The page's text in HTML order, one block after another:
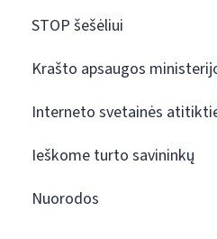
STOP šešėliui
Krašto apsaugos
Interneto svetainės
Ieškome turto savininkų
Nuorodos